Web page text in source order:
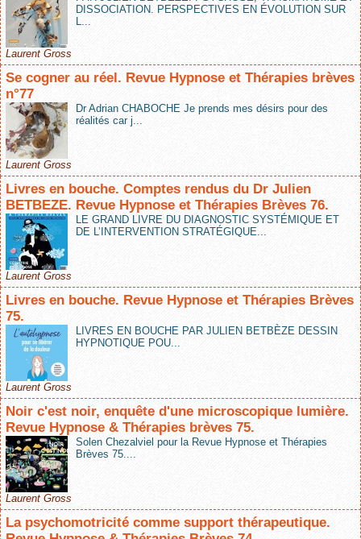
DISSOCIATION. PERSPECTIVES EN ÉVOLUTION SUR
L...
Laurent Gross
Se cogner au réel. Revue Hypnose et Thérapies brèves
n°77
Dr Adrian CHABOCHE Je prends mes désirs pour des
réalités car j...
Laurent Gross
Livres en bouche. Comptes rendus du Dr Julien
BETBEZE. Revue Hypnose et Thérapies Brèves 76.
LE GRAND LIVRE DU DIAGNOSTIC SYSTÉMIQUE ET
DE L’INTERVENTION STRATÉGIQUE...
Laurent Gross
Livres en bouche. Revue Hypnose et Thérapies Brèves
75.
LIVRES EN BOUCHE PAR JULIEN BETBÈZE DESSIN
HYPNOTIQUE POU...
Laurent Gross
Noir c'est noir, enquête d'une microscopique lumière.
Revue Hypnose & Thérapies brèves 75.
Solen Chezalviel pour la Revue Hypnose et Thérapies
Brèves 75....
Laurent Gross
La psychomotricité comme support thérapeutique.